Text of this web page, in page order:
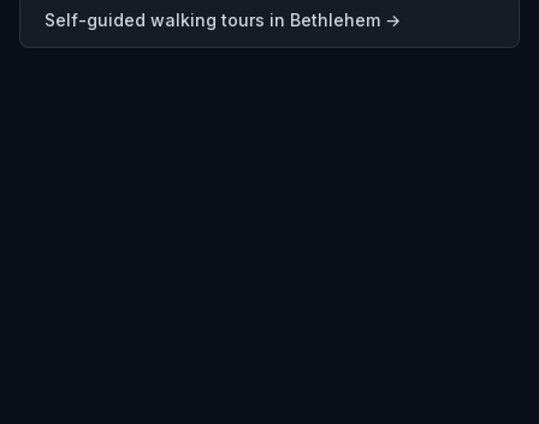
Self-guided walking tours in Bethlehem →